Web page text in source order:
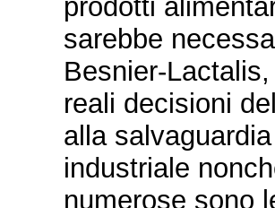
prodotti
sarebbe
Besnier-
reali decisioni
alla
industriale
numerose sono